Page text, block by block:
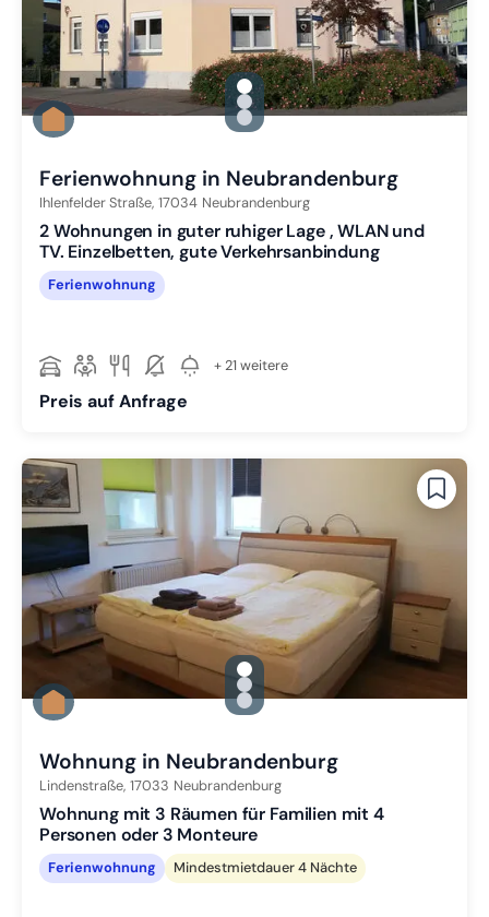
gallery.slide_selector
Zu Slide 1 wechseln
Zu Slide 2 wechseln
Zu Slide 3 wechseln
Ferienwohnung in Neubrandenburg
Ihlenfelder Straße, 17034 Neubrandenburg
2 Wohnungen in guter ruhiger Lage , WLAN und
TV. Einzelbetten, gute Verkehrsanbindung
Ferienwohnung
+ 21 weitere
Preis auf Anfrage
gallery.slide_selector
Zu Slide 1 wechseln
Zu Slide 2 wechseln
Zu Slide 3 wechseln
Wohnung in Neubrandenburg
Lindenstraße, 17033 Neubrandenburg
Wohnung mit 3 Räumen für Familien mit 4
Personen oder 3 Monteure
Ferienwohnung Mindestmietdauer 4 Nächte